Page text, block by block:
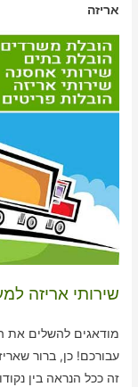
אריזה
שירותי אריזה
מודאגים להשלים את
עבורכם! כן, ברור
זה ככל הנראה בין